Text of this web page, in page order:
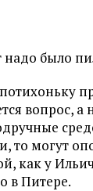
было
вопрос, а
то могут
как у
в Питере.